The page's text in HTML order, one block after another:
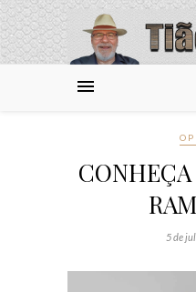
5 de